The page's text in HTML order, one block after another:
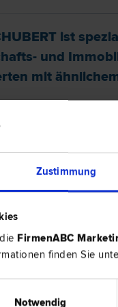
Zustimmung
FirmenABC
finden Sie
Notwendig
ist
und
mit